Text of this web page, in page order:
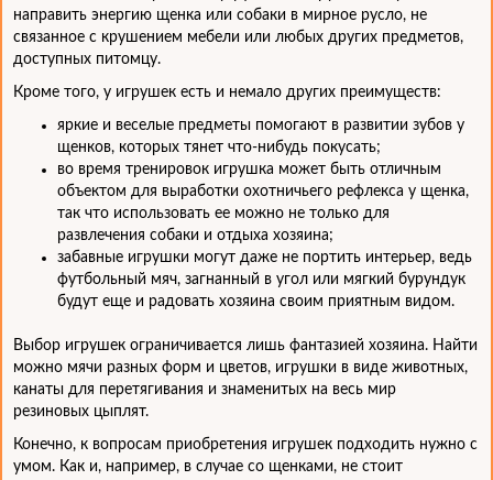
направить энергию щенка или собаки в мирное русло, не
связанное с крушением мебели или любых других предметов,
доступных питомцу.
Кроме того, у игрушек есть и немало других преимуществ:
яркие и веселые предметы помогают в развитии зубов у
щенков, которых тянет что-нибудь покусать;
во время тренировок игрушка может быть отличным
объектом для выработки охотничьего рефлекса у щенка,
так что использовать ее можно не только для
развлечения собаки и отдыха хозяина;
забавные игрушки могут даже не портить интерьер, ведь
футбольный мяч, загнанный в угол или мягкий бурундук
будут еще и радовать хозяина своим приятным видом.
Выбор игрушек ограничивается лишь фантазией хозяина. Найти
можно мячи разных форм и цветов, игрушки в виде животных,
канаты для перетягивания и знаменитых на весь мир
резиновых цыплят.
Конечно, к вопросам приобретения игрушек подходить нужно с
умом. Как и, например, в случае со щенками, не стоит